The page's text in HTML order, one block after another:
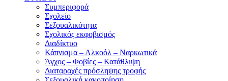
Συμπεριφορά
Σχολείο
Σεξουαλικότητα
Σχολικός εκφοβισμός
Διαδίκτυο
Κάπνισμα – Αλκοόλ – Ναρκωτικά
Άγχος – Φοβίες – Κατάθλιψη
Διαταραχές πρόσληψης τροφής